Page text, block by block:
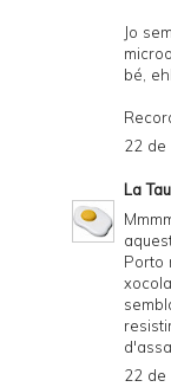
Jo
bé,
22 de
La
Porto
22 de